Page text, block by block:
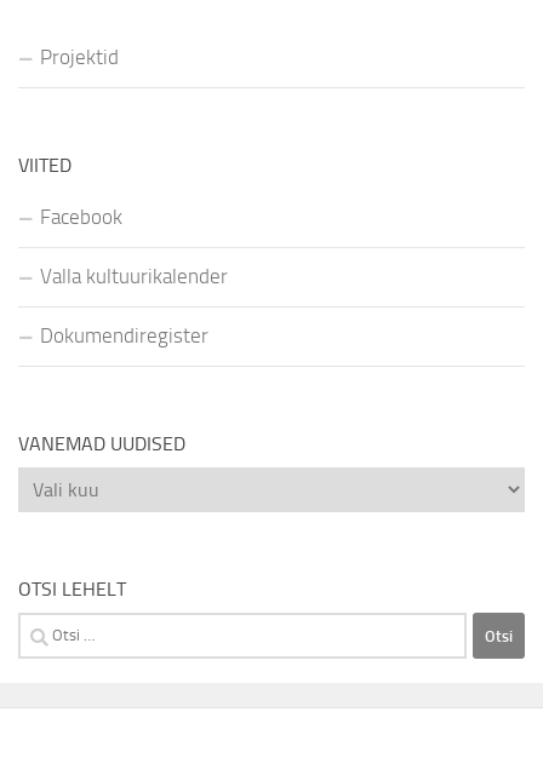
Projektid
VIITED
Facebook
Valla kultuurikalender
Dokumendiregister
VANEMAD UUDISED
Vanemad
uudised
OTSI LEHELT
Otsi: